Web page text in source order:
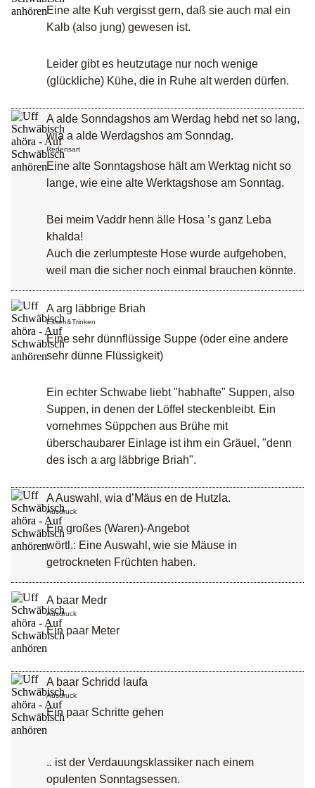
Eine alte Kuh vergisst gern, daß sie auch mal ein
Kalb (also jung) gewesen ist.
Leider gibt es heutzutage nur noch wenige
(glückliche) Kühe, die in Ruhe alt werden dürfen.
A alde Sonndagshos am Werdag hebd net so lang,
wia a alde Werdagshos am Sonndag.
Redensart
Eine alte Sonntagshose hält am Werktag nicht so
lange, wie eine alte Werktagshose am Sonntag.
Bei meim Vaddr henn älle Hosa ’s ganz Leba
khalda!
Auch die zerlumpteste Hose wurde aufgehoben,
weil man die sicher noch einmal brauchen könnte.
A arg läbbrige Briah
Essen&Trinken
Eine sehr dünnflüssige Suppe (oder eine andere
sehr dünne Flüssigkeit)
Ein echter Schwabe liebt "habhafte" Suppen, also
Suppen, in denen der Löffel steckenbleibt. Ein
vornehmes Süppchen aus Brühe mit
überschaubarer Einlage ist ihm ein Gräuel, "denn
des isch a arg läbbrige Briah".
A Auswahl, wia d’Mäus en de Hutzla.
Ausdruck
Ein großes (Waren)-Angebot
wörtl.: Eine Auswahl, wie sie Mäuse in
getrockneten Früchten haben.
A baar Medr
Ausdruck
Ein paar Meter
A baar Schridd laufa
Ausdruck
Ein paar Schritte gehen
.. ist der Verdauungsklassiker nach einem
opulenten Sonntagsessen.